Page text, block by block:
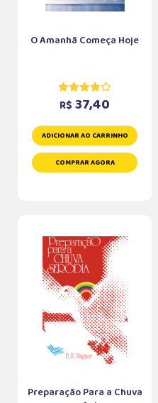
O Amanhã Começa Hoje
R$ 37,40
ADICIONAR AO CARRINHO
COMPRAR AGORA
Preparação Para a Chuva